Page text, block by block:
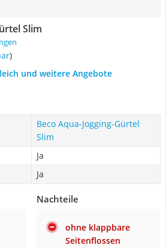
Slim
)
und weitere Angebote
Beco Aqua-Jogging-Gürtel
Slim
Ja
Ja
Nachteile
ohne klappbare
Seitenflossen